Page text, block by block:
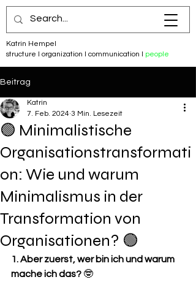
Katrin Hempel
structure I organization I communication I people
Beitrag
🟢 Minimalistische
Organisationstransformati
on: Wie und warum
Minimalismus in der
Transformation von
Organisationen? 🟢
Katrin
7. Feb. 2024 3 Min. Lesezeit
1. Aber zuerst, wer bin ich und warum
mache ich das? 🤓